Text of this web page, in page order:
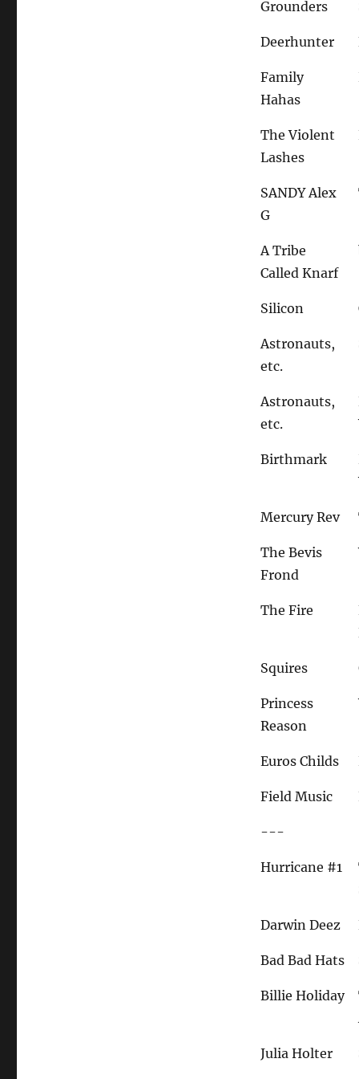
Grounders
Deerhunter
Family
Hahas
The Violent
Lashes
SANDY Alex
G
A Tribe
Called Knarf
Silicon
Astronauts,
etc.
Astronauts,
etc.
Birthmark
Mercury Rev
The Bevis
Frond
The Fire
Squires
Princess
Reason
Euros Childs
Field Music
---
Hurricane #1
Darwin Deez
Bad Bad Hats
Billie Holiday
Julia Holter